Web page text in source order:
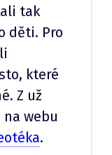
tak
děti. Pro
které
Z už
webu
.